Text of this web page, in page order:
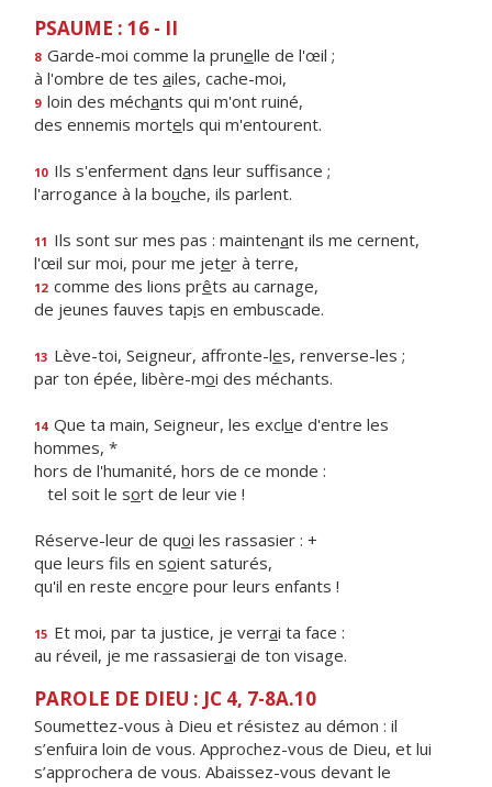
PSAUME : 16 - II
8 Garde-moi comme la prunelle de l'œil ;
à l'ombre de tes ailes, cache-moi,
9 loin des méchants qui m'ont ruiné,
des ennemis mortels qui m'entourent.
10 Ils s'enferment dans leur suffisance ;
l'arrogance à la bouche, ils parlent.
11 Ils sont sur mes pas : maintenant ils me cernent,
l'œil sur moi, pour me jeter à terre,
12 comme des lions prêts au carnage,
de jeunes fauves tapis en embuscade.
13 Lève-toi, Seigneur, affronte-les, renverse-les ;
par ton épée, libère-moi des méchants.
14 Que ta main, Seigneur, les exclue d'entre les
hommes, *
hors de l'humanité, hors de ce monde :
tel soit le sort de leur vie !
Réserve-leur de quoi les rassasier : +
que leurs fils en soient saturés,
qu'il en reste encore pour leurs enfants !
15 Et moi, par ta justice, je verrai ta face :
au réveil, je me rassasierai de ton visage.
PAROLE DE DIEU : JC 4, 7-8A.10
Soumettez-vous à Dieu et résistez au démon : il
s’enfuira loin de vous. Approchez-vous de Dieu, et lui
s’approchera de vous. Abaissez-vous devant le